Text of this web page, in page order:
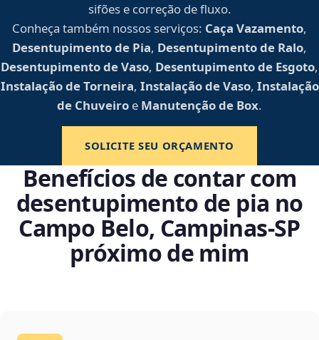
sifões e correção de fluxo.
Conheça também nossos serviços: Caça Vazamento,
Desentupimento de Pia, Desentupimento de Ralo,
Desentupimento de Vaso, Desentupimento de Esgoto,
Instalação de Torneira, Instalação de Vaso, Instalação
de Chuveiro e Manutenção de Box.
SOLICITE SEU ORÇAMENTO
Benefícios de contar com
desentupimento de pia no
Campo Belo, Campinas‑SP
próximo de mim